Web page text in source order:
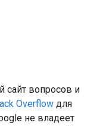
сайт вопросов и
Overflow для
не владеет